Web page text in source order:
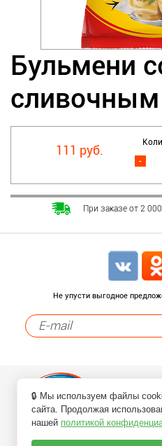
Бульмени
111 руб.
-
При заказе от 2
Не упусти выгодное
🔒 Мы используем файлы
сайта. Продолжая
нашей политикой